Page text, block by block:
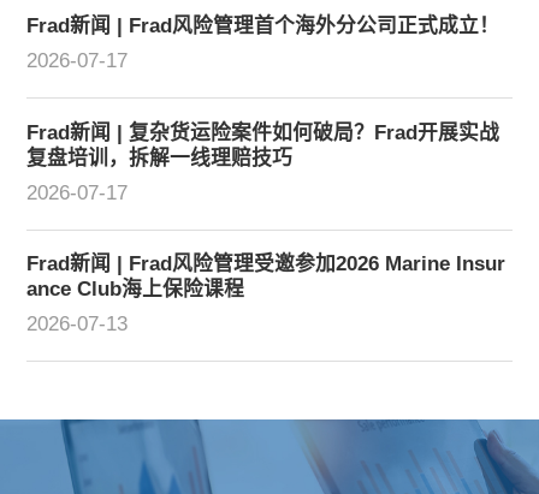
Frad新闻 | Frad风险管理首个海外分公司正式成立！
2026-07-17
Frad新闻 | 复杂货运险案件如何破局？Frad开展实战
复盘培训，拆解一线理赔技巧
2026-07-17
Frad新闻 | Frad风险管理受邀参加2026 Marine Insur
ance Club海上保险课程
2026-07-13